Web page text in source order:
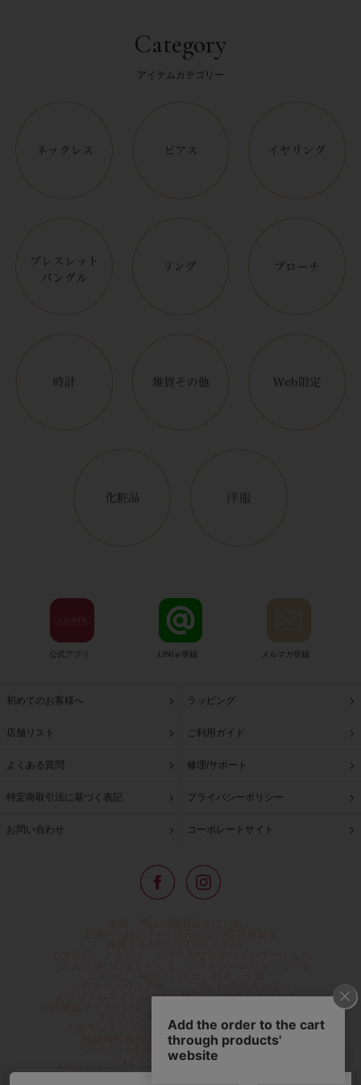
Category
アイテムカテゴリー
公式アプリ LINE@登録 メルマガ登録
初めてのお客様へ ラッピング
店舗リスト ご利用ガイド
よくある質問 修理/サポート
特定商取引法に基づく表記 プライバシーポリシー
お問い合わせ コーポレートサイト
オリジナルアイテムなどを幅広くご用意しています。
アビステの幅広い商品を取り揃え、
人気ランキングやテレビなどメディア着用商品、
雑誌掲載商品情報を紹介するコンテンツ、
プレゼント包装無料や独自のポイント還元
などのサービスをご提供。
心躍るインポートアクセサリーや時計、小物などで、